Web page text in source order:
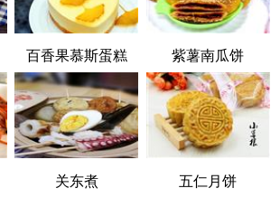
百香果慕斯蛋糕 紫薯南瓜饼
关东煮 五仁月饼